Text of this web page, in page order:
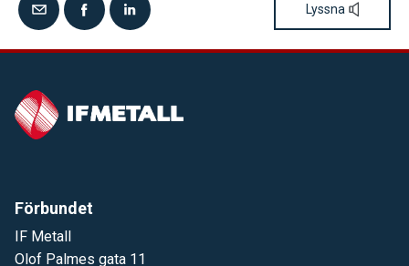
Lyssna
Förbundet
IF Metall
Olof Palmes gata 11